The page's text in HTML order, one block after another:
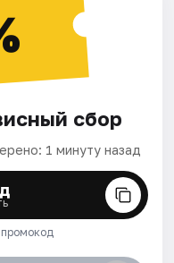
сбор
1 минуту назад